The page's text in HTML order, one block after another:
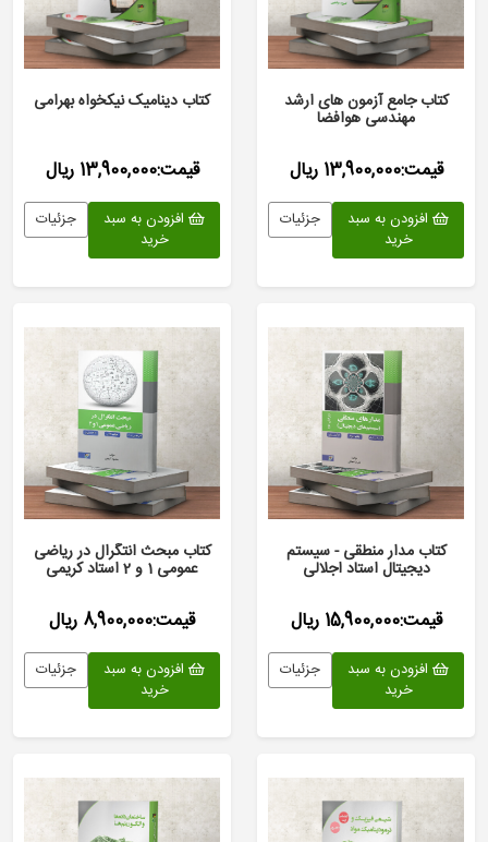
کتاب جامع آزمون های ارشد
مهندسی هوافضا
قیمت:13,900,000 ریال
افزودن به سبد
خرید
جزئیات
کتاب دینامیک نیکخواه بهرامی
قیمت:13,900,000 ریال
افزودن به سبد
خرید
جزئیات
کتاب مدار منطقی - سیستم
دیجیتال استاد اجلالی
قیمت:15,900,000 ریال
افزودن به سبد
خرید
جزئیات
کتاب مبحث انتگرال در ریاضی
عمومی 1 و 2 استاد کریمی
قیمت:8,900,000 ریال
افزودن به سبد
خرید
جزئیات